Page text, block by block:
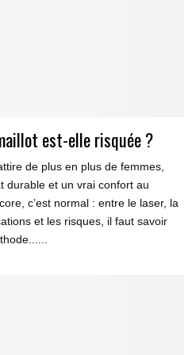
est-elle risquée ?
de plus en plus de femmes,
durable et un vrai confort au
c’est normal : entre le laser, la
et les risques, il faut savoir